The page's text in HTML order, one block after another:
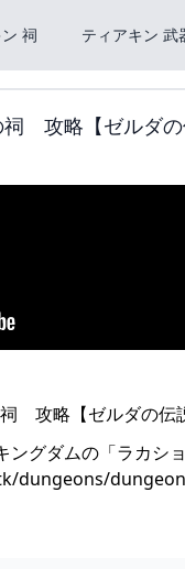
祠 ティアキン 武
祠 攻略【ゼルダ
ングダムの「ラカシ
dungeons/